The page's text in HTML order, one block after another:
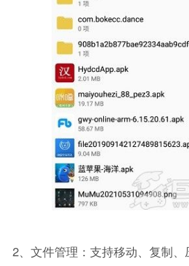
2、文件管理：支持移动、复制